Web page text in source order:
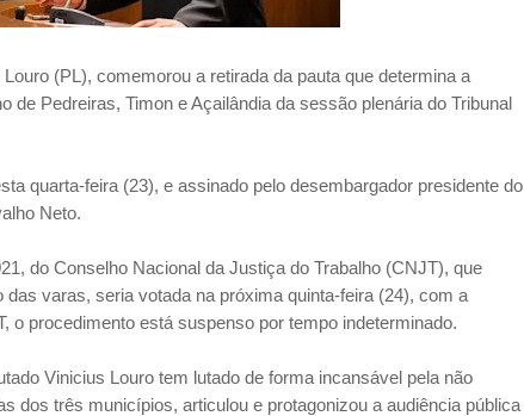
(PL), comemorou a retirada da pauta que determina a
de Pedreiras, Timon e Açailândia da sessão plenária do Tribunal
quarta-feira (23), e assinado pelo desembargador presidente do
Neto.
do Conselho Nacional da Justiça do Trabalho (CNJT), que
das varas, seria votada na próxima quinta-feira (24), com a
o procedimento está suspenso por tempo indeterminado.
Vinicius Louro tem lutado de forma incansável pela não
dos três municípios, articulou e protagonizou a audiência pública